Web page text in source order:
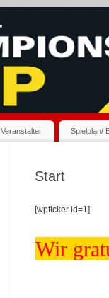
Veranstalter Spielplan/
Start
[wpticker id=1]
Wir